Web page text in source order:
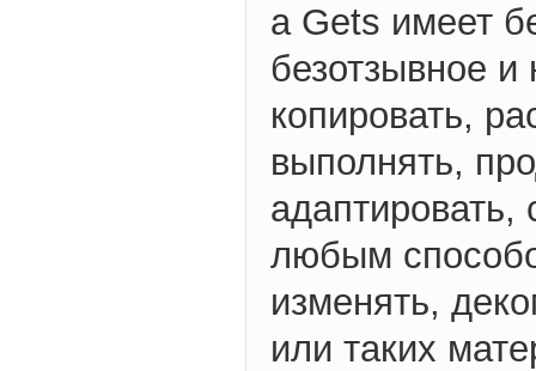
а Gets имеет
безотзывное и
копировать,
выполнять,
адаптировать,
любым
изменять,
или таких